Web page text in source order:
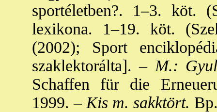
sportéletben?. 1–3. köt.
lexikona. 1–19. köt.
(2002); Sport
szaklektorálta]. –M.:
Schaffen für die
1999. –Kis m. sakktört.